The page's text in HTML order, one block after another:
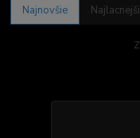
Najnovšie